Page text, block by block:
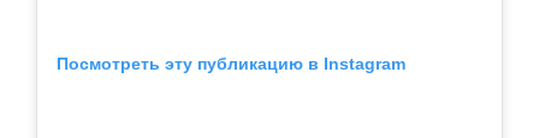
Посмотреть эту публикацию в Instagram